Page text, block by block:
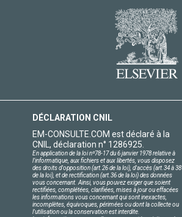
DÉCLARATION CNIL
EM-CONSULTE.COM est déclaré à la
CNIL, déclaration n° 1286925.
En application de la loi nº78-17 du 6 janvier 1978 relative à
l'informatique, aux fichiers et aux libertés, vous disposez
des droits d'opposition (art.26 de la loi), d'accès (art.34 à 38
de la loi), et de rectification (art.36 de la loi) des données
vous concernant. Ainsi, vous pouvez exiger que soient
rectifiées, complétées, clarifiées, mises à jour ou effacées
les informations vous concernant qui sont inexactes,
incomplètes, équivoques, périmées ou dont la collecte ou
l'utilisation ou la conservation est interdite.